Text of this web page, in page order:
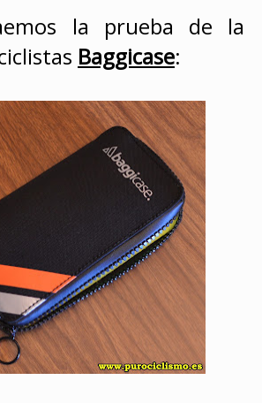
la prueba de la
Baggicase: